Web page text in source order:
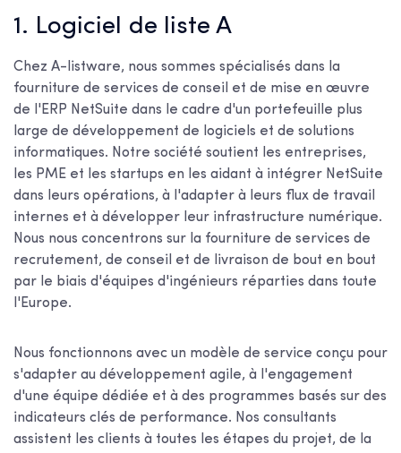
1. Logiciel de liste A
Chez A-listware, nous sommes spécialisés dans la
fourniture de services de conseil et de mise en œuvre
de l'ERP NetSuite dans le cadre d'un portefeuille plus
large de développement de logiciels et de solutions
informatiques. Notre société soutient les entreprises,
les PME et les startups en les aidant à intégrer NetSuite
dans leurs opérations, à l'adapter à leurs flux de travail
internes et à développer leur infrastructure numérique.
Nous nous concentrons sur la fourniture de services de
recrutement, de conseil et de livraison de bout en bout
par le biais d'équipes d'ingénieurs réparties dans toute
l'Europe.
Nous fonctionnons avec un modèle de service conçu pour
s'adapter au développement agile, à l'engagement
d'une équipe dédiée et à des programmes basés sur des
indicateurs clés de performance. Nos consultants
assistent les clients à toutes les étapes du projet, de la